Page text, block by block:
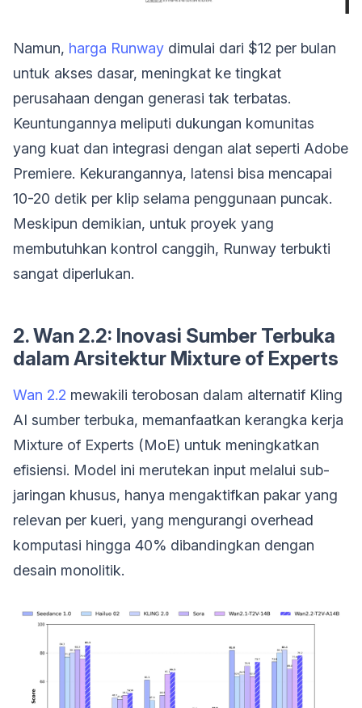
Namun, harga Runway dimulai dari $12 per bulan
untuk akses dasar, meningkat ke tingkat
perusahaan dengan generasi tak terbatas.
Keuntungannya meliputi dukungan komunitas
yang kuat dan integrasi dengan alat seperti Adobe
Premiere. Kekurangannya, latensi bisa mencapai
10-20 detik per klip selama penggunaan puncak.
Meskipun demikian, untuk proyek yang
membutuhkan kontrol canggih, Runway terbukti
sangat diperlukan.
2. Wan 2.2: Inovasi Sumber Terbuka
dalam Arsitektur Mixture of Experts
Wan 2.2 mewakili terobosan dalam alternatif Kling
AI sumber terbuka, memanfaatkan kerangka kerja
Mixture of Experts (MoE) untuk meningkatkan
efisiensi. Model ini merutekan input melalui sub-
jaringan khusus, hanya mengaktifkan pakar yang
relevan per kueri, yang mengurangi overhead
komputasi hingga 40% dibandingkan dengan
desain monolitik.